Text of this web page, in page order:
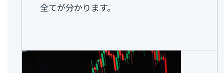
全てが分かります。